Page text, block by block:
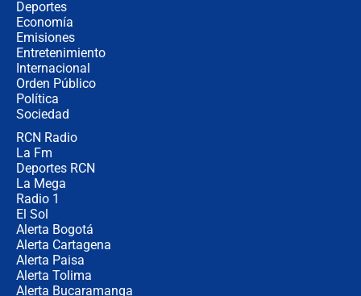
Deportes
Economía
Emisiones
Entretenimiento
Internacional
Orden Público
Política
Sociedad
RCN Radio
La Fm
Deportes RCN
La Mega
Radio 1
El Sol
Alerta Bogotá
Alerta Cartagena
Alerta Paisa
Alerta Tolima
Alerta Bucaramanga